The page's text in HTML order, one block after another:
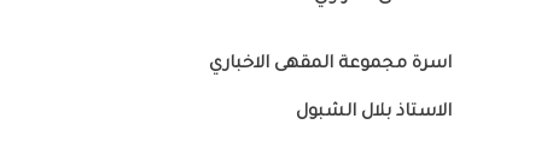
اسرة مجموعة المقهى الاخباري
الاستاذ بلال الشبول